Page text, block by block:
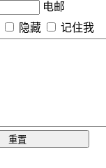
电邮
隐藏 记住我